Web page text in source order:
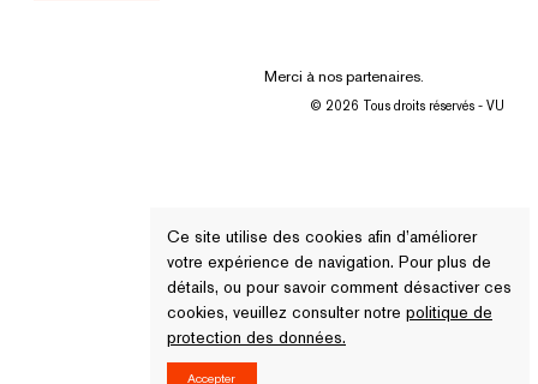
Merci à nos partenaires.
© 2026 Tous droits réservés - VU
Ce site utilise des cookies afin d’améliorer
votre expérience de navigation. Pour plus de
détails, ou pour savoir comment désactiver ces
cookies, veuillez consulter notre politique de
protection des données.
Accepter